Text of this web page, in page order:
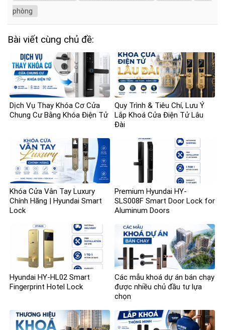
phòng
Bài viết cùng chủ đề:
Dịch Vụ Thay Khóa Cơ Cửa
Chung Cư Bằng Khóa Điện Tử
Quy Trình & Tiêu Chí, Lưu Ý
Lắp Khoá Cửa Điện Tử Lâu
Đài
Khóa Cửa Vân Tay Luxury
Chính Hãng | Hyundai Smart
Lock
Premium Hyundai HY-
SLS008F Smart Door Lock for
Aluminum Doors
Hyundai HY-HL02 Smart
Fingerprint Hotel Lock
Các mẫu khoá dự án bán chạy
được nhiều chủ đầu tư lựa
chọn